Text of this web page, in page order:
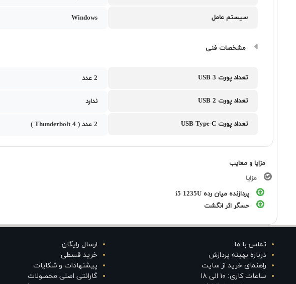
سیستم عامل Windows
مشخصات فنی
تعداد پورت USB 3 2 عدد
تعداد پورت USB 2 ندارد
تعداد پورت USB Type-C 2 عدد ( Thunderbolt 4 )
مزایا و معایب
مزایا
پردازنده میان رده i5 1235U
حسگر اثر انگشت
تماس با ما
درباره بهینه پردازش
راهنمای خرید از سایت
ساعات کاری: ۱۰ الی ۱۸
ارسال رایگان
خرید قسطی
پیشنهادات و شکایات
گارانتی اصلی محصولات